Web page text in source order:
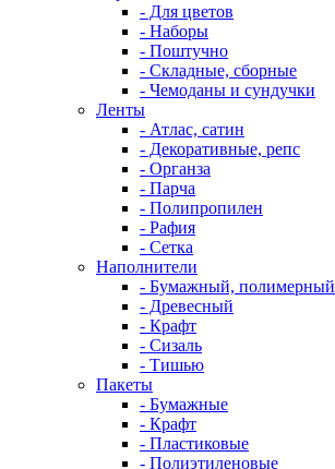
- Для цветов
- Наборы
- Поштучно
- Складные, сборные
- Чемоданы и сундучки
Ленты
- Атлас, сатин
- Декоративные, репс
- Органза
- Парча
- Полипропилен
- Рафия
- Сетка
Наполнители
- Бумажный, полимерный
- Древесный
- Крафт
- Сизаль
- Тишью
Пакеты
- Бумажные
- Крафт
- Пластиковые
- Полиэтиленовые